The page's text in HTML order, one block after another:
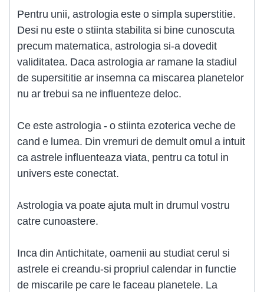
Pentru unii, astrologia este o simpla superstitie.
Desi nu este o stiinta stabilita si bine cunoscuta
precum matematica, astrologia si-a dovedit
validitatea. Daca astrologia ar ramane la stadiul
de supersititie ar insemna ca miscarea planetelor
nu ar trebui sa ne influenteze deloc.
Ce este astrologia - o stiinta ezoterica veche de
cand e lumea. Din vremuri de demult omul a intuit
ca astrele influenteaza viata, pentru ca totul in
univers este conectat.
Astrologia va poate ajuta mult in drumul vostru
catre cunoastere.
Inca din Antichitate, oamenii au studiat cerul si
astrele ei creandu-si propriul calendar in functie
de miscarile pe care le faceau planetele. La